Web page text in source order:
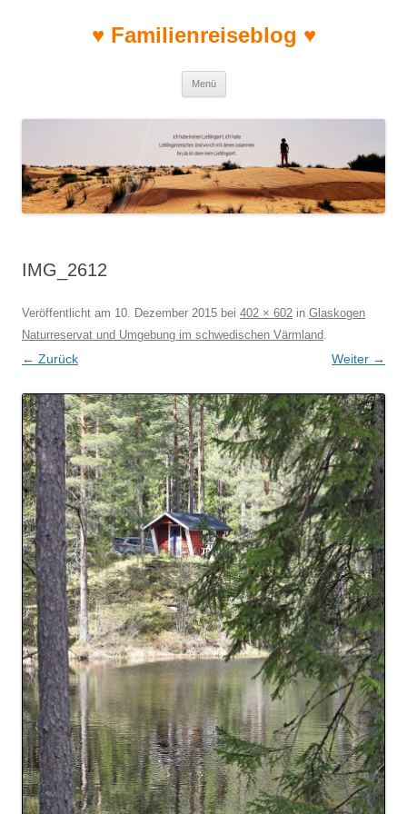
♥ Familienreiseblog ♥
Menü
IMG_2612
Veröffentlicht am 10. Dezember 2015 bei 402 × 602 in Glaskogen
Naturreservat und Umgebung im schwedischen Värmland.
← Zurück Weiter →